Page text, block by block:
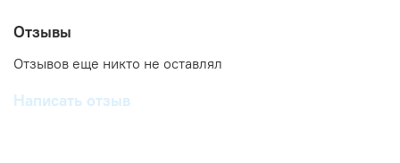
Отзывы
Отзывов еще никто не оставлял
Написать отзыв